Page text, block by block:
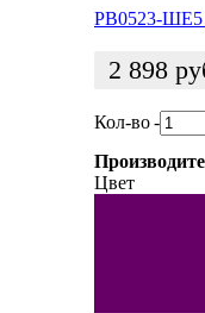
РВ0523-ШЕ5
2 898
Кол-во-
Цвет